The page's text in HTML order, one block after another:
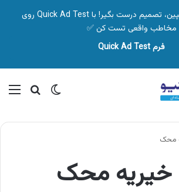
🎯 قبل از شروع کمپین، تصمیم درست بگیر! با Quick Ad Test روی
مخاطب واقعی تست کن ✅
فرم Quick Ad Test
تغییر پوسته
محک
محک